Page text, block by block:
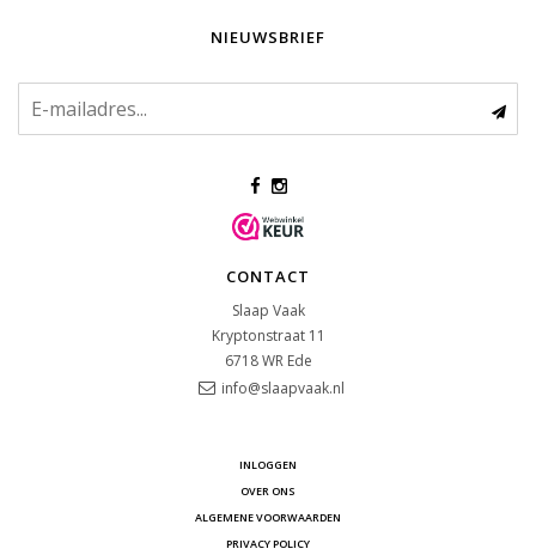
NIEUWSBRIEF
CONTACT
Slaap Vaak
Kryptonstraat 11
6718 WR Ede
info@slaapvaak.nl
INLOGGEN
OVER ONS
ALGEMENE VOORWAARDEN
PRIVACY POLICY